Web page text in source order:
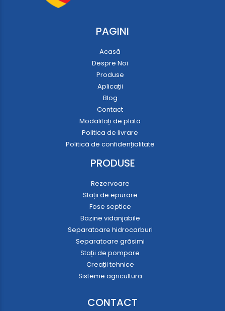
PAGINI
Acasă
Despre Noi
Produse
Aplicații
Blog
Contact
Modalități de plată
Politica de livrare
Politică de confidențialitate
PRODUSE
Rezervoare
Stații de epurare
Fose septice
Bazine vidanjabile
Separatoare hidrocarburi
Separatoare grăsimi
Stații de pompare
Creații tehnice
Sisteme agricultură
CONTACT